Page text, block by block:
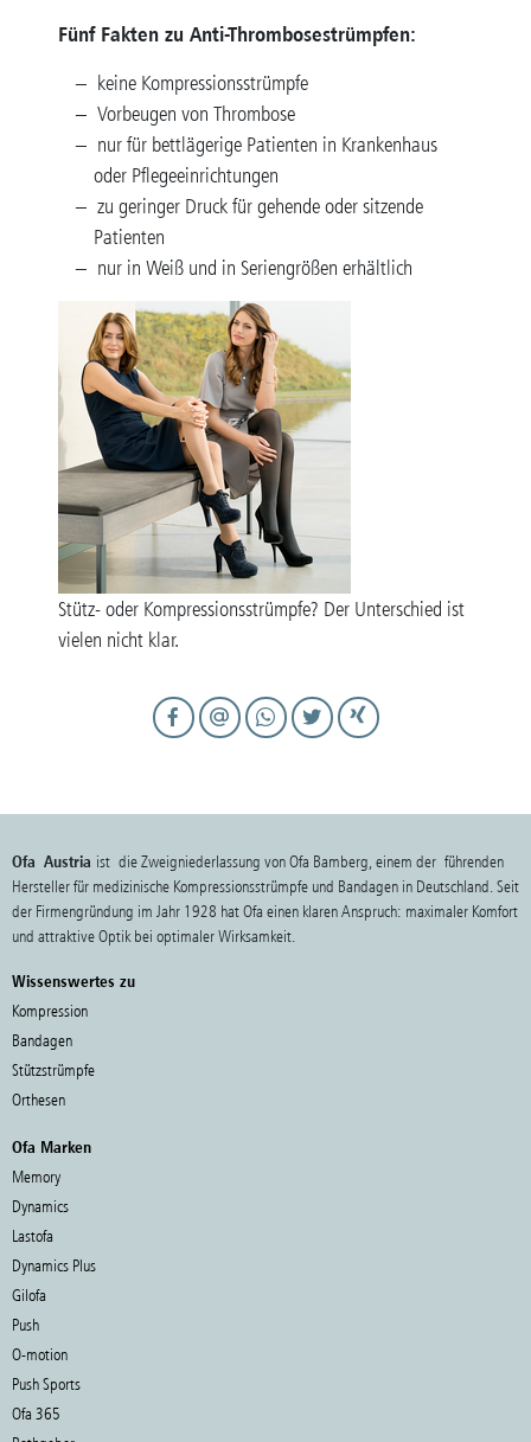
Fünf Fakten zu Anti-Thrombosestrümpfen:
keine Kompressionsstrümpfe
Vorbeugen von Thrombose
nur für bettlägerige Patienten in Krankenhaus
oder Pflegeeinrichtungen
zu geringer Druck für gehende oder sitzende
Patienten
nur in Weiß und in Seriengrößen erhältlich
Stütz- oder Kompressionsstrümpfe? Der Unterschied ist
vielen nicht klar.
Ofa Austria ist die Zweigniederlassung von Ofa Bamberg, einem der führenden
Hersteller für medizinische Kompressionsstrümpfe und Bandagen in Deutschland. Seit
der Firmengründung im Jahr 1928 hat Ofa einen klaren Anspruch: maximaler Komfort
und attraktive Optik bei optimaler Wirksamkeit.
Wissenswertes zu
Kompression
Bandagen
Stützstrümpfe
Orthesen
Ofa Marken
Memory
Dynamics
Lastofa
Dynamics Plus
Gilofa
Push
O-motion
Push Sports
Ofa 365